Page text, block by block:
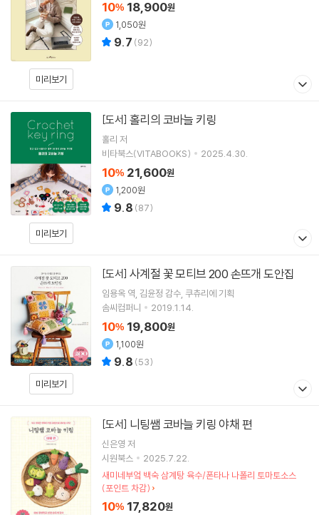
미리보기
10% 18,900원
1,050원
9.7 (92)
미리보기
[도서] 홀리의 코바늘 키링
홀리 저
비타북스(VITABOOKS)
2025.4.30.
10% 21,600원
1,200원
9.8 (87)
미리보기
[도서] 사계절 꽃 모티브 200 손뜨개 도안집
임용옥 역 김윤정 감수 쿠츄리에기획
솜씨컴퍼니
2019.1.14.
10% 19,800원
1,100원
9.8 (53)
[도서] 니팅쌤 코바늘 키링 야채 편
신은영 저
시원북스
2025.7.22.
새미네부엌 백숙 삼계탕 육수/폰타나 나폴리 토마토소스
(포인트 차감)
10% 17,820원